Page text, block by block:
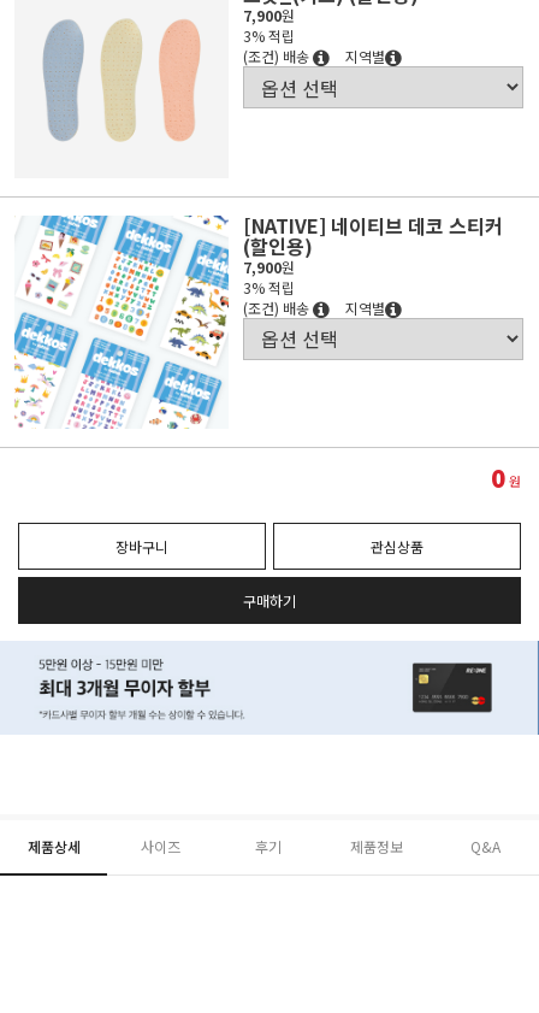
7,900원
3% 적립
(조건) 배송
지역별
[NATIVE] 네이티브 데코 스티커
(할인용)
7,900원
3% 적립
(조건) 배송
지역별
0원
장바구니 관심상품
구매하기
제품상세 사이즈 후기 제품정보 Q&A